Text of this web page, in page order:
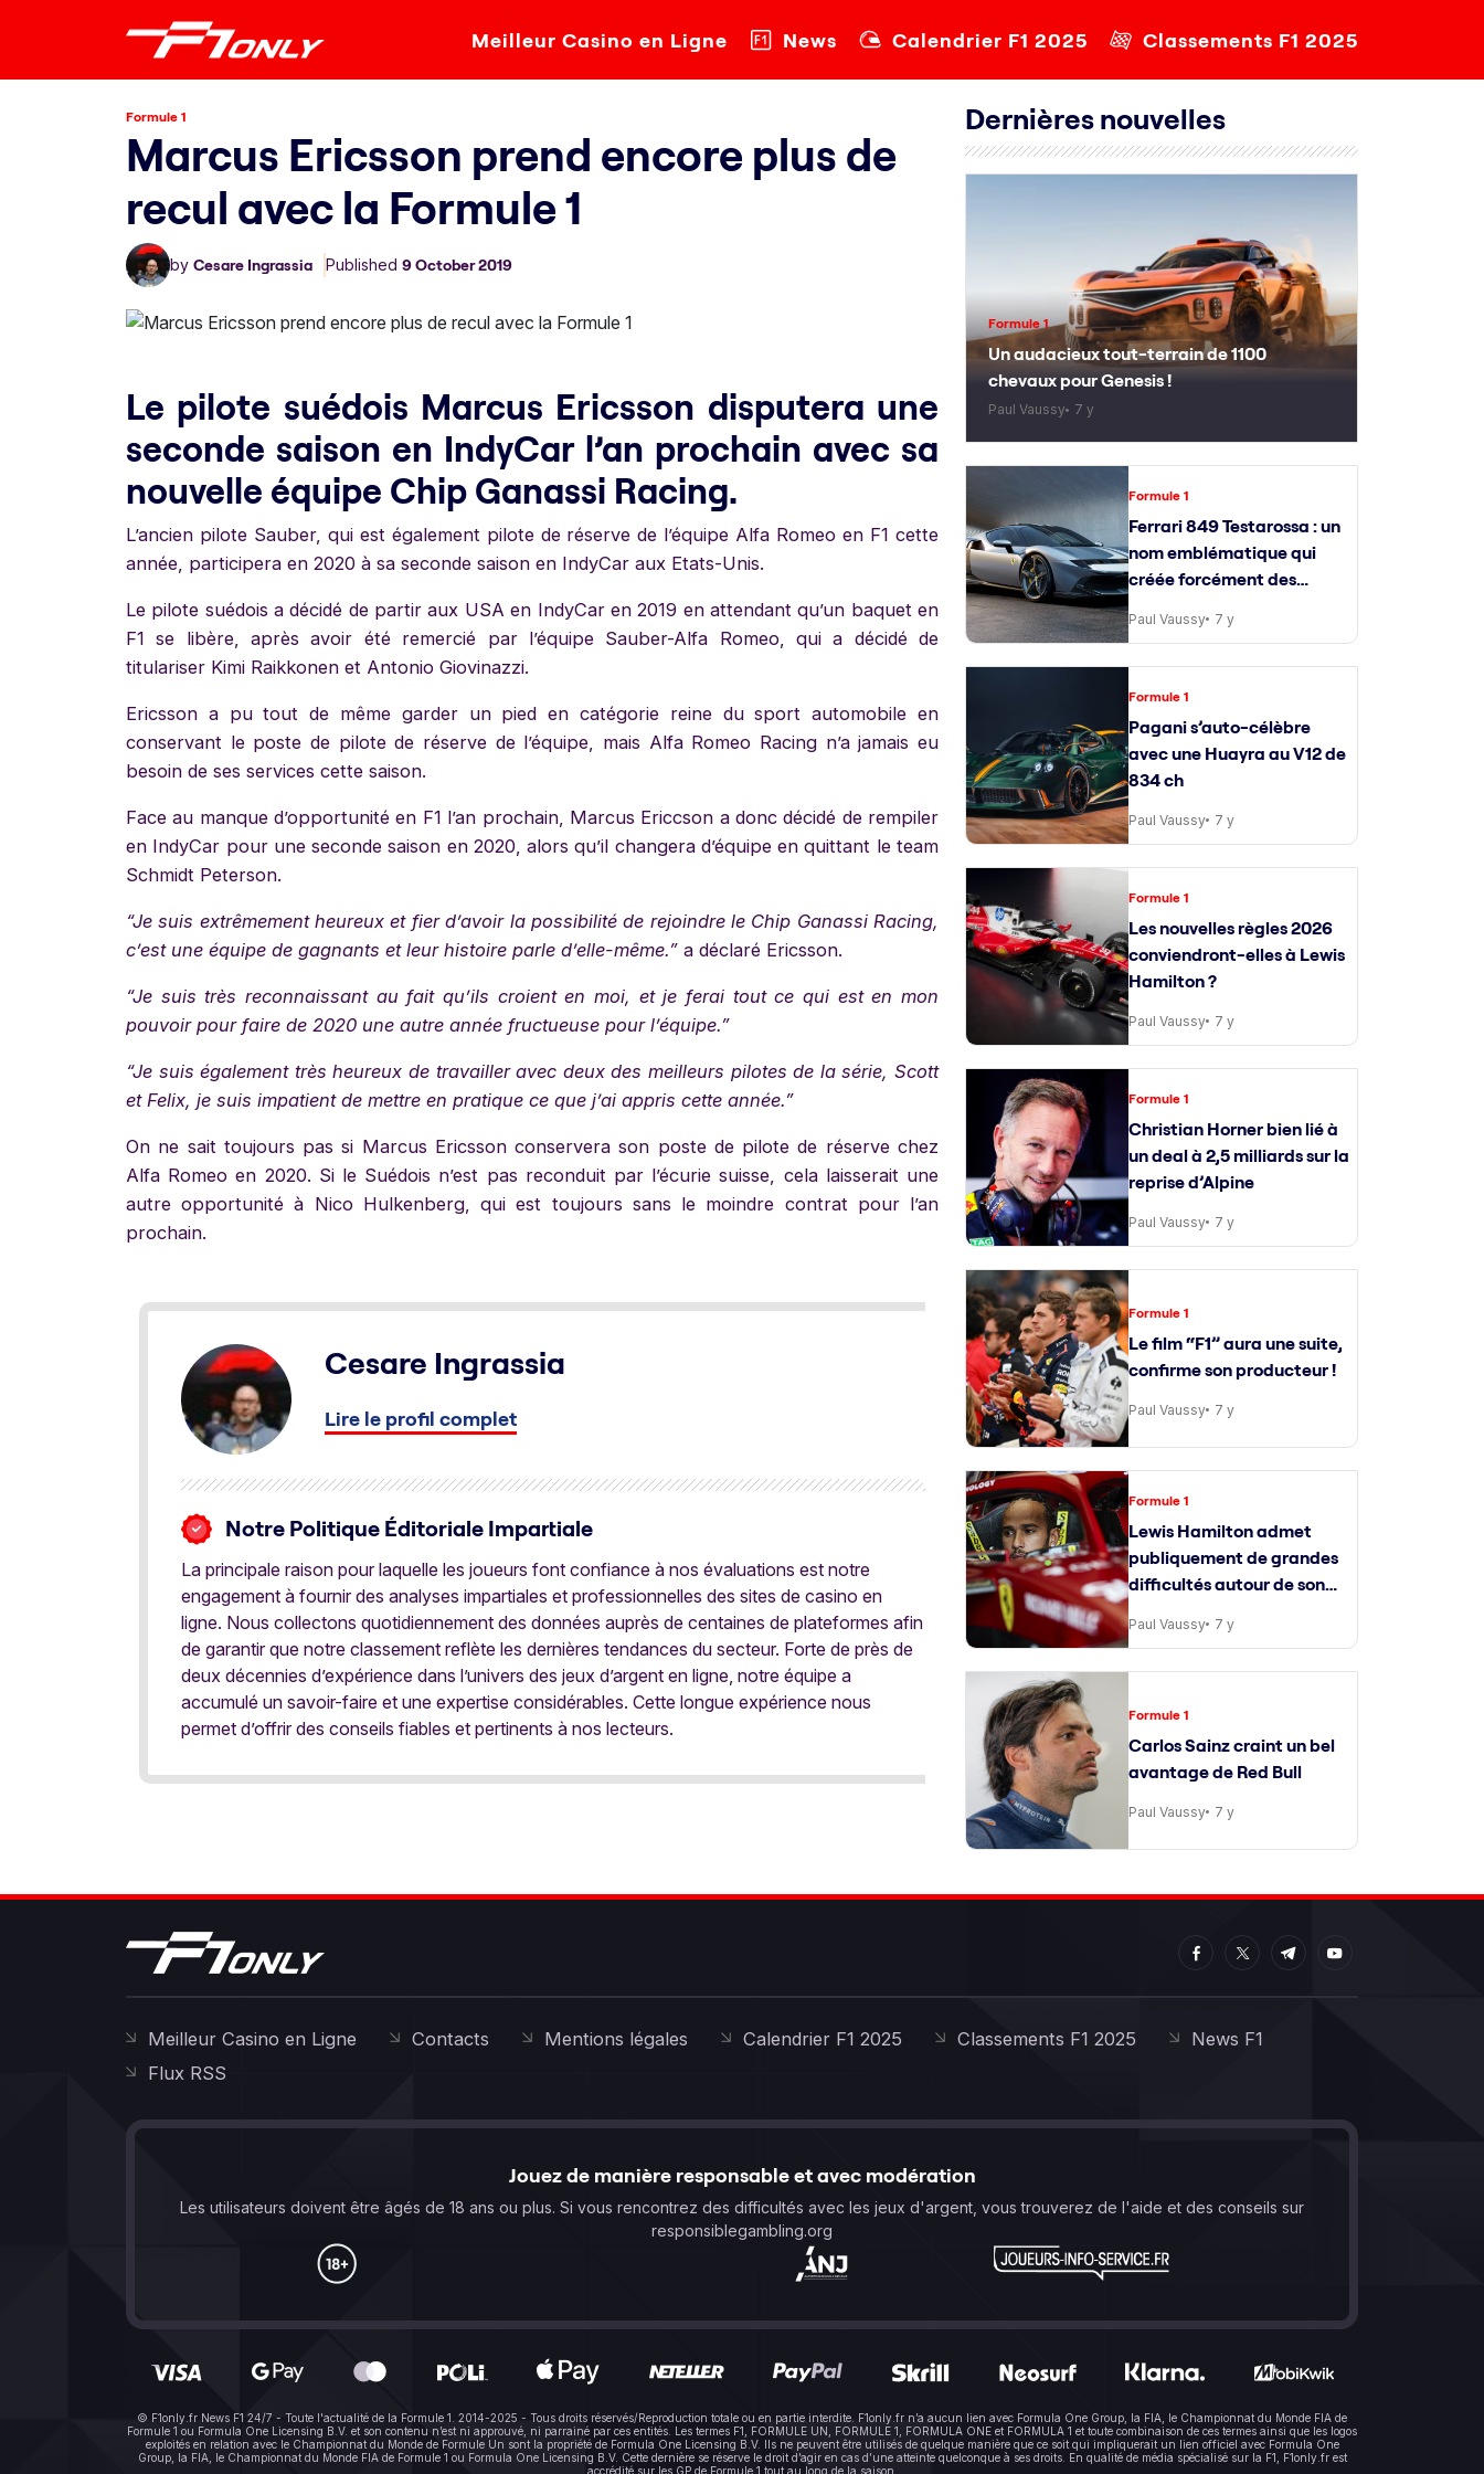
Meilleur Casino en Ligne News Calendrier F1 2025 Classements F1 2025
Formule 1
Marcus Ericsson prend encore plus de
recul avec la Formule 1
by Cesare Ingrassia Published 9 October 2019
Le pilote suédois Marcus Ericsson disputera une
seconde saison en IndyCar l’an prochain avec sa
nouvelle équipe Chip Ganassi Racing.
L’ancien pilote Sauber, qui est également pilote de réserve de l’équipe Alfa Romeo en F1 cette
année, participera en 2020 à sa seconde saison en IndyCar aux Etats-Unis.
Le pilote suédois a décidé de partir aux USA en IndyCar en 2019 en attendant qu’un baquet en
F1 se libère, après avoir été remercié par l’équipe Sauber-Alfa Romeo, qui a décidé de
titulariser Kimi Raikkonen et Antonio Giovinazzi.
Ericsson a pu tout de même garder un pied en catégorie reine du sport automobile en
conservant le poste de pilote de réserve de l’équipe, mais Alfa Romeo Racing n’a jamais eu
besoin de ses services cette saison.
Face au manque d’opportunité en F1 l’an prochain, Marcus Ericcson a donc décidé de rempiler
en IndyCar pour une seconde saison en 2020, alors qu’il changera d’équipe en quittant le team
Schmidt Peterson.
“Je suis extrêmement heureux et fier d’avoir la possibilité de rejoindre le Chip Ganassi Racing,
c’est une équipe de gagnants et leur histoire parle d’elle-même.” a déclaré Ericsson.
“Je suis très reconnaissant au fait qu’ils croient en moi, et je ferai tout ce qui est en mon
pouvoir pour faire de 2020 une autre année fructueuse pour l’équipe.”
“Je suis également très heureux de travailler avec deux des meilleurs pilotes de la série, Scott
et Felix, je suis impatient de mettre en pratique ce que j’ai appris cette année.”
On ne sait toujours pas si Marcus Ericsson conservera son poste de pilote de réserve chez
Alfa Romeo en 2020. Si le Suédois n’est pas reconduit par l’écurie suisse, cela laisserait une
autre opportunité à Nico Hulkenberg, qui est toujours sans le moindre contrat pour l’an
prochain.
Cesare Ingrassia
Lire le profil complet
Notre Politique Éditoriale Impartiale
La principale raison pour laquelle les joueurs font confiance à nos évaluations est notre
engagement à fournir des analyses impartiales et professionnelles des sites de casino en
ligne. Nous collectons quotidiennement des données auprès de centaines de plateformes afin
de garantir que notre classement reflète les dernières tendances du secteur. Forte de près de
deux décennies d’expérience dans l’univers des jeux d’argent en ligne, notre équipe a
accumulé un savoir-faire et une expertise considérables. Cette longue expérience nous
permet d’offrir des conseils fiables et pertinents à nos lecteurs.
Dernières nouvelles
Formule 1
Un audacieux tout-terrain de 1100
chevaux pour Genesis !
Paul Vaussy 7 y
Formule 1
Ferrari 849 Testarossa : un
nom emblématique qui
créée forcément des
attentes
Paul Vaussy 7 y
Formule 1
Pagani s’auto-célèbre
avec une Huayra au V12 de
834 ch
Paul Vaussy 7 y
Formule 1
Les nouvelles règles 2026
conviendront-elles à Lewis
Hamilton ?
Paul Vaussy 7 y
Formule 1
Christian Horner bien lié à
un deal à 2,5 milliards sur la
reprise d’Alpine
Paul Vaussy 7 y
Formule 1
Le film “F1” aura une suite,
confirme son producteur !
Paul Vaussy 7 y
Formule 1
Lewis Hamilton admet
publiquement de grandes
difficultés autour de son
ingénieur de course
Paul Vaussy 7 y
Formule 1
Carlos Sainz craint un bel
avantage de Red Bull
Paul Vaussy 7 y
Meilleur Casino en Ligne Contacts Mentions légales Calendrier F1 2025 Classements F1 2025
News F1
Flux RSS
Jouez de manière responsable et avec modération
Les utilisateurs doivent être âgés de 18 ans ou plus. Si vous rencontrez des difficultés avec les jeux d'argent, vous trouverez de l'aide et des conseils sur
responsiblegambling.org
© F1only.fr News F1 24/7 - Toute l'actualité de la Formule 1. 2014-2025 - Tous droits réservés/Reproduction totale ou en partie interdite. F1only.fr n’a aucun lien avec Formula One Group, la FIA, le Championnat du Monde FIA de
Formule 1 ou Formula One Licensing B.V. et son contenu n’est ni approuvé, ni parrainé par ces entités. Les termes F1, FORMULE UN, FORMULE 1, FORMULA ONE et FORMULA 1 et toute combinaison de ces termes ainsi que les logos
exploités en relation avec le Championnat du Monde de Formule Un sont la propriété de Formula One Licensing B.V. Ils ne peuvent être utilisés de quelque manière que ce soit qui impliquerait un lien officiel avec Formula One
Group, la FIA, le Championnat du Monde FIA de Formule 1 ou Formula One Licensing B.V. Cette dernière se réserve le droit d’agir en cas d’une atteinte quelconque à ses droits. En qualité de média spécialisé sur la F1, F1only.fr est
accrédité sur les GP de Formule 1 tout au long de la saison.